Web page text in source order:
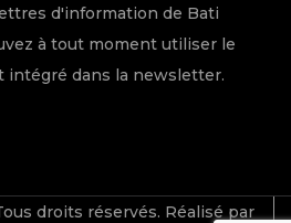
d'information de Bati
à tout moment utiliser le
intégré dans la newsletter.
droits réservés. Réalisé par